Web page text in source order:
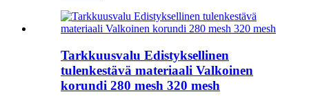
Tarkkuusvalu Edistyksellinen
tulenkestävä materiaali Valkoinen
korundi 280 mesh 320 mesh